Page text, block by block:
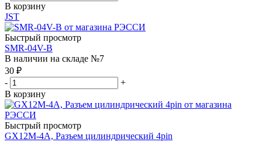
В корзину
JST
Быстрый просмотр
SMR-04V-B
В наличии на складе №7
30 ₽
-
+
В корзину
Быстрый просмотр
GX12M-4A, Разъем цилиндрический 4pin